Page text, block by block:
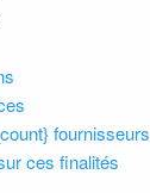
fournisseurs
ces finalités